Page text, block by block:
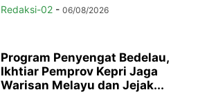
Redaksi-02 - 06/08/2026
Program Penyengat Bedelau,
Ikhtiar Pemprov Kepri Jaga
Warisan Melayu dan Jejak...